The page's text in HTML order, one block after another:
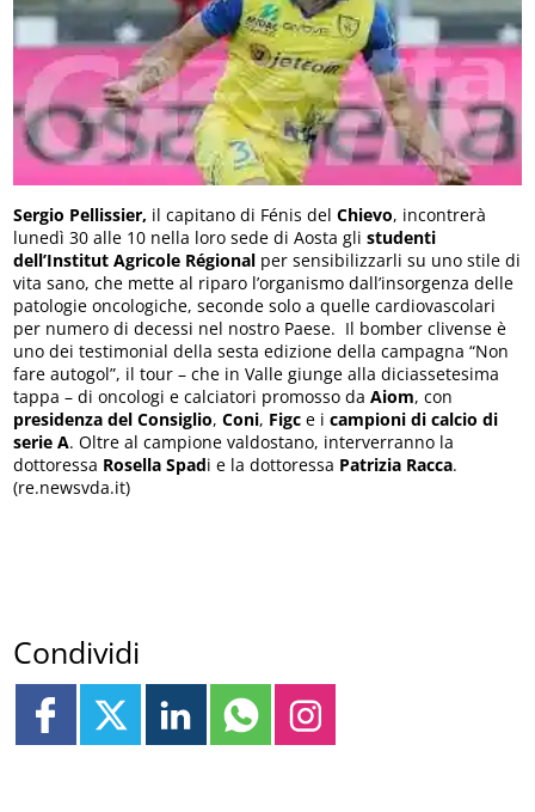
Sergio Pellissier, il capitano di Fénis delChievo, incontrerà
lunedì 30 alle 10 nella loro sede di Aosta glistudenti
dell’Institut Agricole Régional per sensibilizzarli su uno stile di
vita sano, che mette al riparo l’organismo dall’insorgenza delle
patologie oncologiche, seconde solo a quelle cardiovascolari
per numero di decessi nel nostro Paese. Il bomber clivense è
uno dei testimonial della sesta edizione della campagna “Non
fare autogol”, il tour – che in Valle giunge alla diciassetesima
tappa – di oncologi e calciatori promosso daAiom, con
presidenza del Consiglio,Coni, Figc e icampioni di calcio di
serie A. Oltre al campione valdostano, interverranno la
dottoressa Rosella Spadi e la dottoressa Patrizia Racca.
(re.newsvda.it)
Condividi